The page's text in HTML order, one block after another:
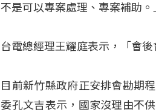
不是可以專案處理、專案補助。
台電總經理王耀庭表示，「會
目前新竹縣政府正安排會勘期
委孔文吉表示，國家沒理由不